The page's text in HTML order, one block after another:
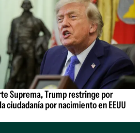
Suprema, Trump restringe por
ciudadanía por nacimiento en EEUU